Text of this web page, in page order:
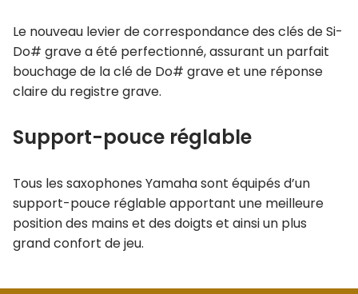
Le nouveau levier de correspondance des clés de Si-
Do# grave a été perfectionné, assurant un parfait
bouchage de la clé de Do# grave et une réponse
claire du registre grave.
Support-pouce réglable
Tous les saxophones Yamaha sont équipés d’un
support-pouce réglable apportant une meilleure
position des mains et des doigts et ainsi un plus
grand confort de jeu.